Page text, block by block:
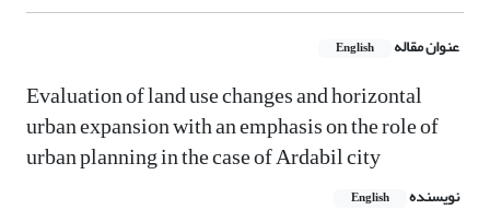
عنوان مقاله English
Evaluation of land use changes and horizontal
urban expansion with an emphasis on the role of
urban planning in the case of Ardabil city
نویسنده English